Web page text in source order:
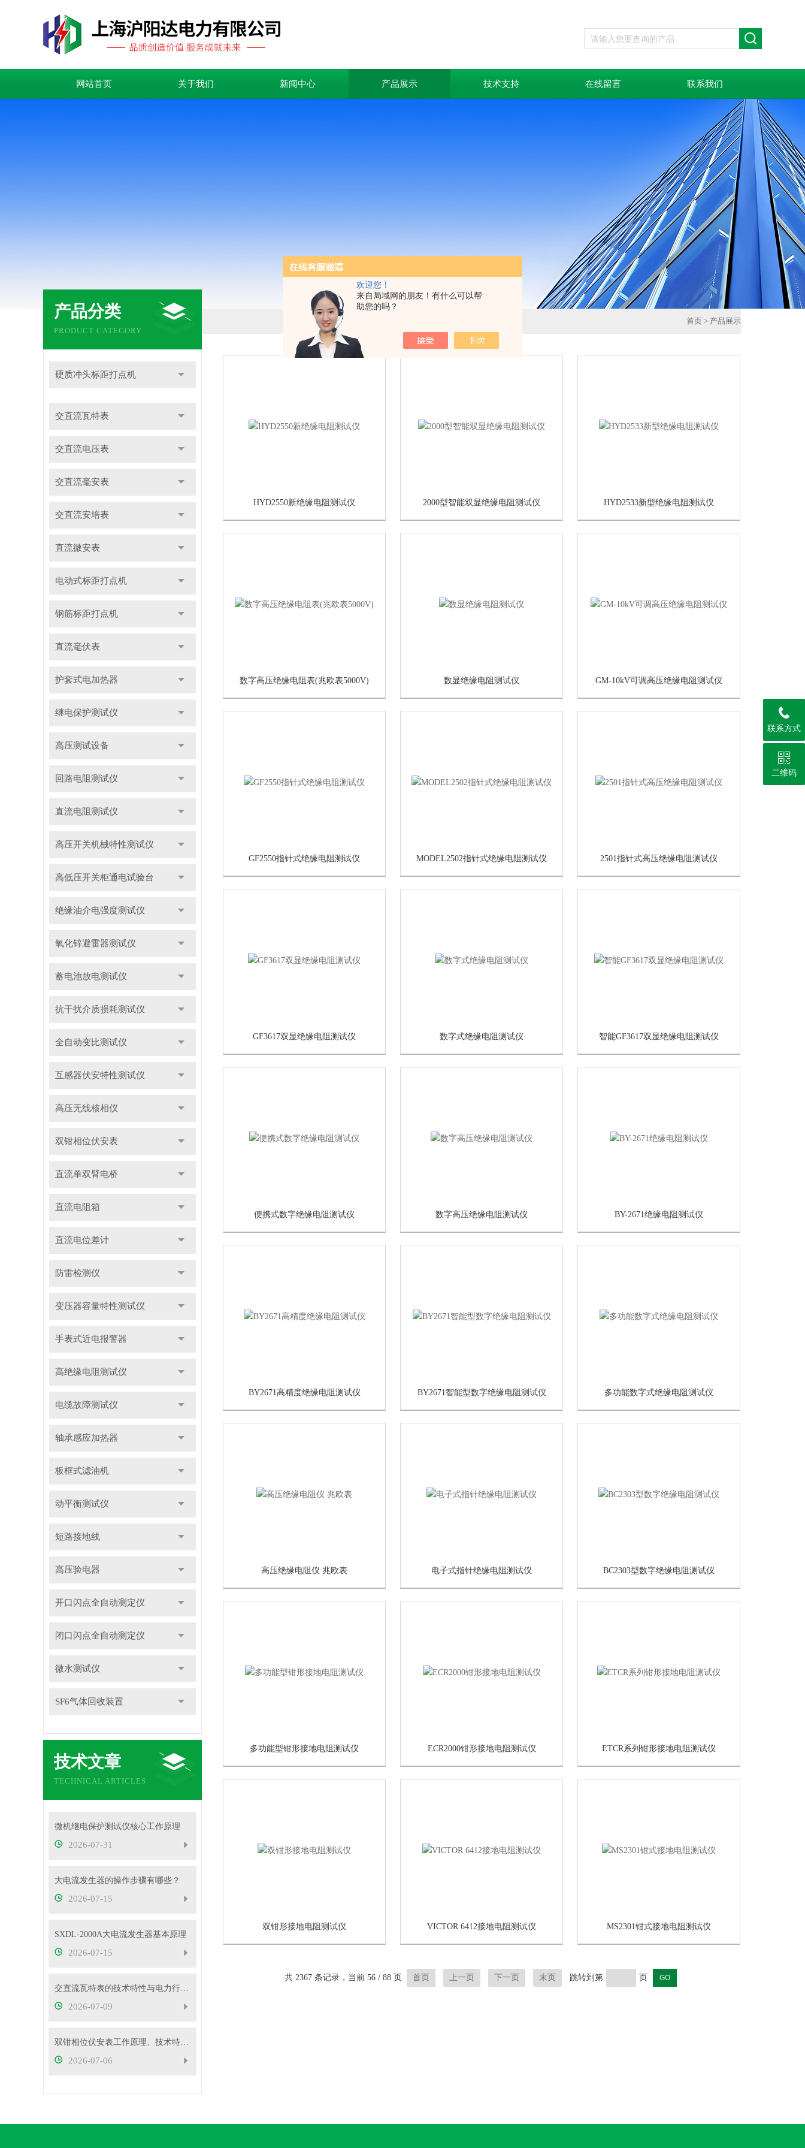
欢迎您！
来自局域网的朋友！有什么可以帮
助您的吗？
网站首页 关于我们 新闻中心 产品展示 技术支持 在线留言 联系我们
产品分类
PRODUCT CATEGORY
硬质冲头标距打点机
交直流瓦特表
交直流电压表
交直流毫安表
交直流安培表
直流微安表
电动式标距打点机
钢筋标距打点机
直流毫伏表
护套式电加热器
继电保护测试仪
高压测试设备
回路电阻测试仪
直流电阻测试仪
高压开关机械特性测试仪
高低压开关柜通电试验台
绝缘油介电强度测试仪
氧化锌避雷器测试仪
蓄电池放电测试仪
抗干扰介质损耗测试仪
全自动变比测试仪
互感器伏安特性测试仪
高压无线核相仪
双钳相位伏安表
直流单双臂电桥
直流电阻箱
直流电位差计
防雷检测仪
变压器容量特性测试仪
手表式近电报警器
高绝缘电阻测试仪
电缆故障测试仪
轴承感应加热器
板框式滤油机
动平衡测试仪
短路接地线
高压验电器
开口闪点全自动测定仪
闭口闪点全自动测定仪
微水测试仪
SF6气体回收装置
技术文章
TECHNICAL ARTICLES
微机继电保护测试仪核心工作原理
2026-07-31
大电流发生器的操作步骤有哪些？
2026-07-15
SXDL-2000A大电流发生器基本原理
2026-07-15
交直流瓦特表的技术特性与电力行业应用实践
2026-07-09
双钳相位伏安表工作原理、技术特性与电力现场应用解析
2026-07-06
首页 > 产品展示
HYD2550新绝缘电阻测试仪 2000型智能双显绝缘电阻测试仪 HYD2533新型绝缘电阻测试仪
数字高压绝缘电阻表(兆欧表5000V) 数显绝缘电阻测试仪 GM-10kV可调高压绝缘电阻测试仪
GF2550指针式绝缘电阻测试仪 MODEL2502指针式绝缘电阻测试仪 2501指针式高压绝缘电阻测试仪
GF3617双显绝缘电阻测试仪 数字式绝缘电阻测试仪 智能GF3617双显绝缘电阻测试仪
便携式数字绝缘电阻测试仪 数字高压绝缘电阻测试仪 BY-2671绝缘电阻测试仪
BY2671高精度绝缘电阻测试仪 BY2671智能型数字绝缘电阻测试仪 多功能数字式绝缘电阻测试仪
高压绝缘电阻仪 兆欧表 电子式指针绝缘电阻测试仪 BC2303型数字绝缘电阻测试仪
多功能型钳形接地电阻测试仪 ECR2000钳形接地电阻测试仪 ETCR系列钳形接地电阻测试仪
双钳形接地电阻测试仪 VICTOR 6412接地电阻测试仪 MS2301钳式接地电阻测试仪
共 2367 条记录，当前 56 / 88 页 首页 上一页 下一页 末页 跳转到第 页
联系方式
二维码